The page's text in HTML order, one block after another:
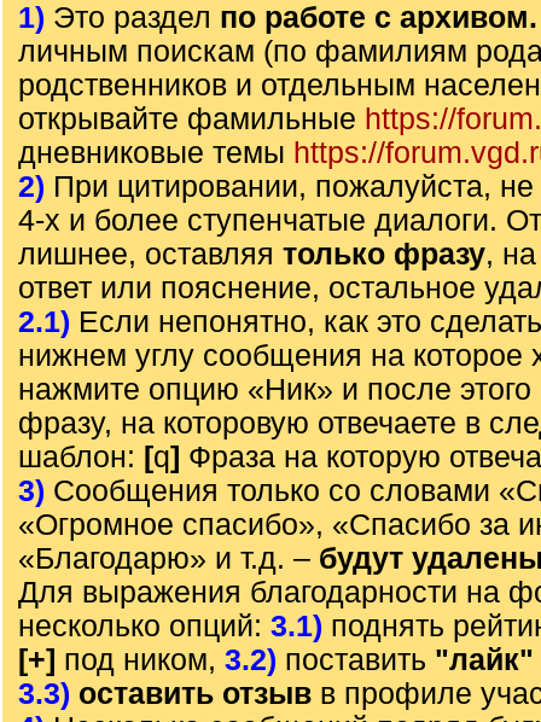
1) Это раздел по работе с
личным поискам (по фамилиям
родственников и отдельным
открывайте фамильные https://
дневниковые темы https://
2) При цитировании, пожалуйста, не
4-х и более ступенчатые диалоги.
лишнее, оставляя только фразу,
ответ или пояснение, остальное
2.1) Если непонятно, как это
нижнем углу сообщения на которое
нажмите опцию «Ник» и после этого
фразу, на которовую отвечаете в
шаблон: [q] Фраза на которую
3) Сообщения только со словами
«Огромное спасибо», «Спасибо за
«Благодарю» и т.д. – будут
Для выражения благодарности на
несколько опций: 3.1) поднять
[+] под ником, 3.2) поставить "лайк"
3.3) оставить отзыв в профиле